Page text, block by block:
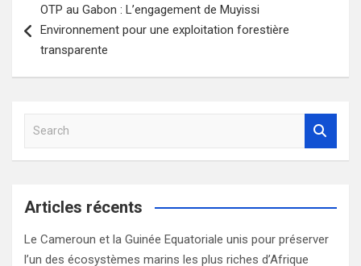
de
l’article
OTP au Gabon : L’engagement de Muyissi
Environnement pour une exploitation forestière
transparente
a
c
Articles récents
Le Cameroun et la Guinée Equatoriale unis pour préserver
l’un des écosystèmes marins les plus riches d’Afrique